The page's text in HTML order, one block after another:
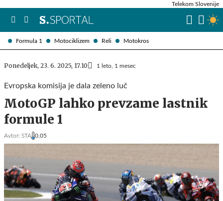
Formula 1 Motociklizem Reli Motokros
Telekom Slovenije
Ponedeljek, 23. 6. 2025, 17.10 1 leto, 1 mesec
Evropska komisija je dala zeleno luč
MotoGP lahko prevzame lastnik
formule 1
Avtor: STA 0,05